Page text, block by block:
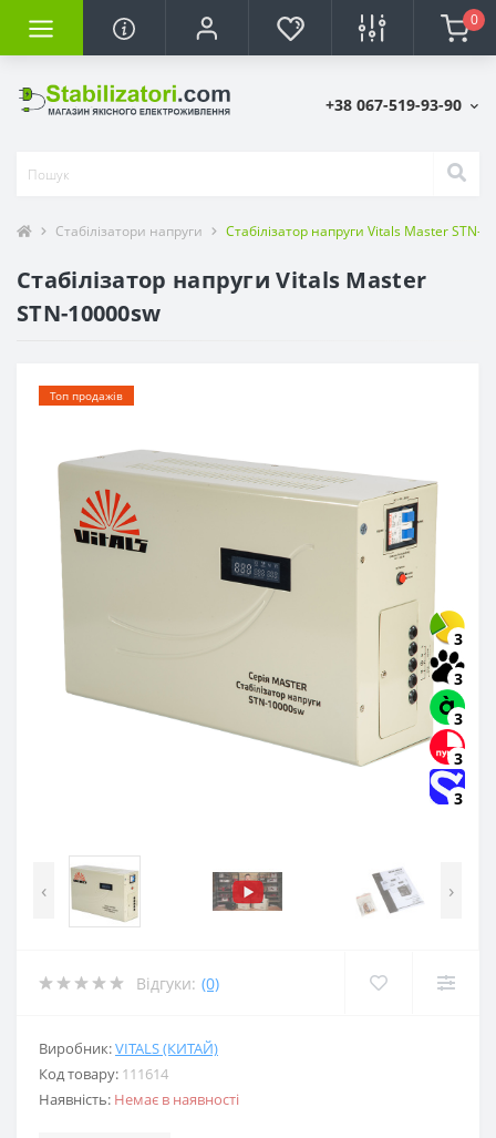
0
+38 067-519-93-90
Стабілізатори напруги Стабілізатор напруги Vitals Master STN-
Стабілізатор напруги Vitals Master
STN-10000sw
Топ продажів
3
3
3
3
3
‹ ›
Відгуки: (0)
Виробник:VITALS (КИТАЙ)
Код товару: 111614
Наявність: Немає в наявності